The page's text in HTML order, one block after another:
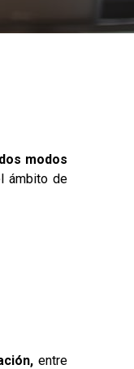
dos modos
ámbito de
entre